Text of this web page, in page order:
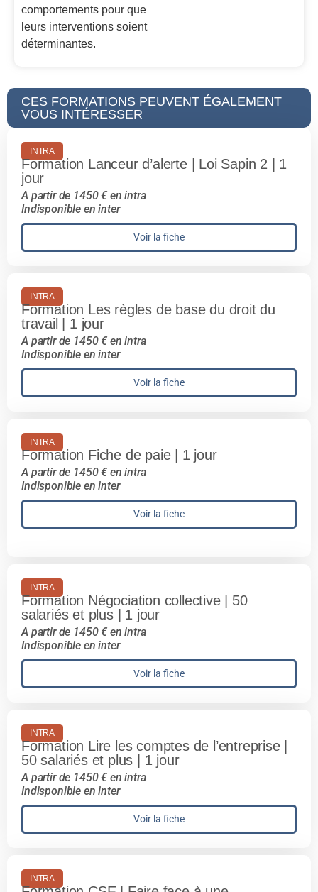
comportements pour que
leurs interventions soient
déterminantes.
CES FORMATIONS PEUVENT ÉGALEMENT
VOUS INTÉRESSER
INTRA
Formation Lanceur d’alerte | Loi Sapin 2 | 1
jour
A partir de 1450 € en intra
Indisponible en inter
Voir la fiche
INTRA
Formation Les règles de base du droit du
travail | 1 jour
A partir de 1450 € en intra
Indisponible en inter
Voir la fiche
INTRA
Formation Fiche de paie | 1 jour
A partir de 1450 € en intra
Indisponible en inter
Voir la fiche
INTRA
Formation Négociation collective | 50
salariés et plus | 1 jour
A partir de 1450 € en intra
Indisponible en inter
Voir la fiche
INTRA
Formation Lire les comptes de l’entreprise |
50 salariés et plus | 1 jour
A partir de 1450 € en intra
Indisponible en inter
Voir la fiche
INTRA